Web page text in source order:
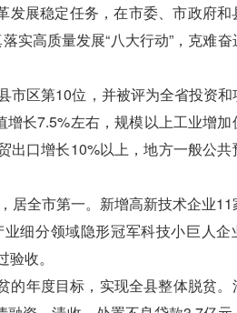
展稳定任务，在市委、市政府和
实高质量发展“八大行动”，克难奋
区第10位，并被评为全省投资和
长7.5%左右，规模以上工业增加
出口增长10%以上，地方一般公共
全市第一。新增高新技术企业11
细分领域隐形冠军科技小巨人企
收。
年度目标，实现全县整体脱贫。